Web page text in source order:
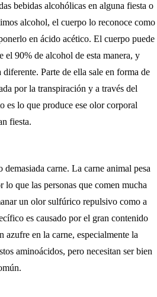
bebidas alcohólicas en alguna fiesta o
alcohol, el cuerpo lo reconoce como
en ácido acético. El cuerpo puede
el 90% de alcohol de esta manera, y
Parte de ella sale en forma de
por la transpiración y a través del
es lo que produce ese olor corporal
fiesta.
demasiada carne. La carne animal pesa
lo que las personas que comen mucha
un olor sulfúrico repulsivo como a
es causado por el gran contenido
azufre en la carne, especialmente la
aminoácidos, pero necesitan ser bien